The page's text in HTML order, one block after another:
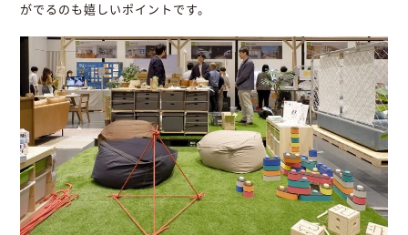
がでるのも嬉しいポイントです。